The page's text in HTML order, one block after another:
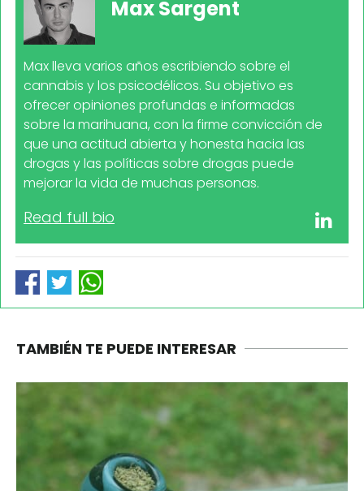
Max Sargent
Max lleva varios años escribiendo sobre el
cannabis y los psicodélicos. Su objetivo es
ofrecer opiniones profundas e informadas
sobre la marihuana, con la firme convicción de
que una actitud abierta y honesta hacia las
drogas y las políticas sobre drogas puede
mejorar la vida de muchas personas.
Read full bio
TAMBIÉN TE PUEDE INTERESAR